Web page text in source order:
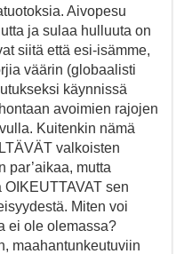
Aivopesu
ja sulaa hulluuta on
siitä että esi-isämme,
väärin (globaalisti
käynnissä
avoimien rajojen
Kuitenkin nämä
valkoisten
par’aikaa, mutta
sen
Miten voi
ei ole olemassa?
maahantunkeutuviin